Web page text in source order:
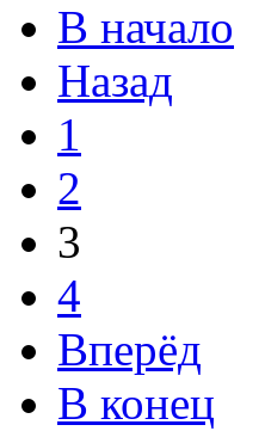
В начало
Назад
1
2
3
4
Вперёд
В конец